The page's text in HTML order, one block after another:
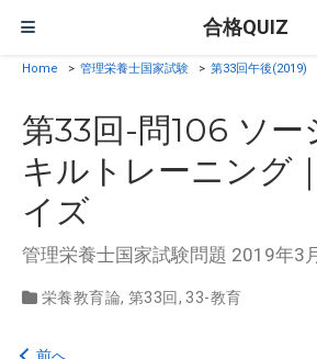
合格QUIZ
Home > 管理栄養士国家試験 > 第33回午後(2019)
第33回-問106 ソー
キルトレーニング
イズ
管理栄養士国家試験問題 2019年3
栄養教育論, 第33回, 33-教育
前へ